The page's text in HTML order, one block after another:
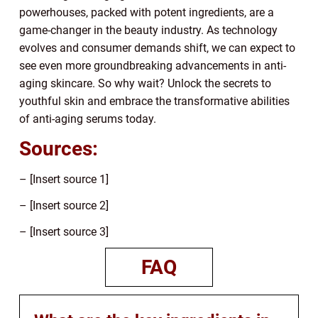
powerhouses, packed with potent ingredients, are a
game-changer in the beauty industry. As technology
evolves and consumer demands shift, we can expect to
see even more groundbreaking advancements in anti-
aging skincare. So why wait? Unlock the secrets to
youthful skin and embrace the transformative abilities
of anti-aging serums today.
Sources:
– [Insert source 1]
– [Insert source 2]
– [Insert source 3]
FAQ